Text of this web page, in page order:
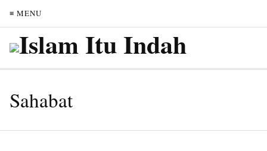
≡ MENU
Sahabat